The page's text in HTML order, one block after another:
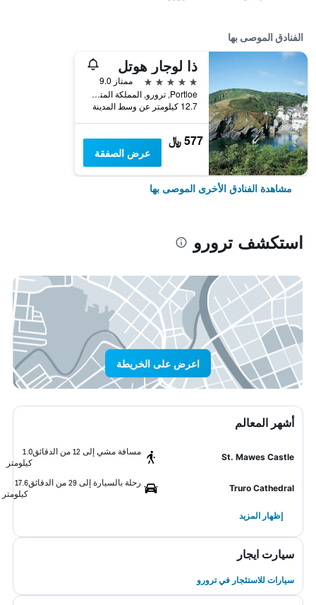
الفنادق الموصى بها
ذا لوجار هوتل
5 نجوم
ممتاز 9.0
Portloe, ترورو, المملكة المتحدة
12.7 كيلومتر عن وسط المدينة
577 ﷼
عرض الصفقة
مشاهدة الفنادق الأخرى الموصى بها
استكشف ترورو
اعرض على الخريطة
أشهر المعالم
St. Mawes Castle
مسافة مشي إلى 12 من الدقائق
1.0
كيلومتر
Truro Cathedral
رحلة بالسيارة إلى 29 من الدقائق
17.6
كيلومتر
إظهار المزيد
سيارت ايجار
سيارات للاستئجار في ترورو